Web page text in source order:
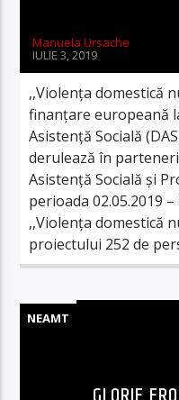
Manuela Ursache
IULIE 3, 2019
,,Violența domestică
finanțare europeană
Asistență Socială
derulează în
Asistență Socială și
perioada 02.05.2019
,,Violența domestică
proiectului 252 de
NEAMT